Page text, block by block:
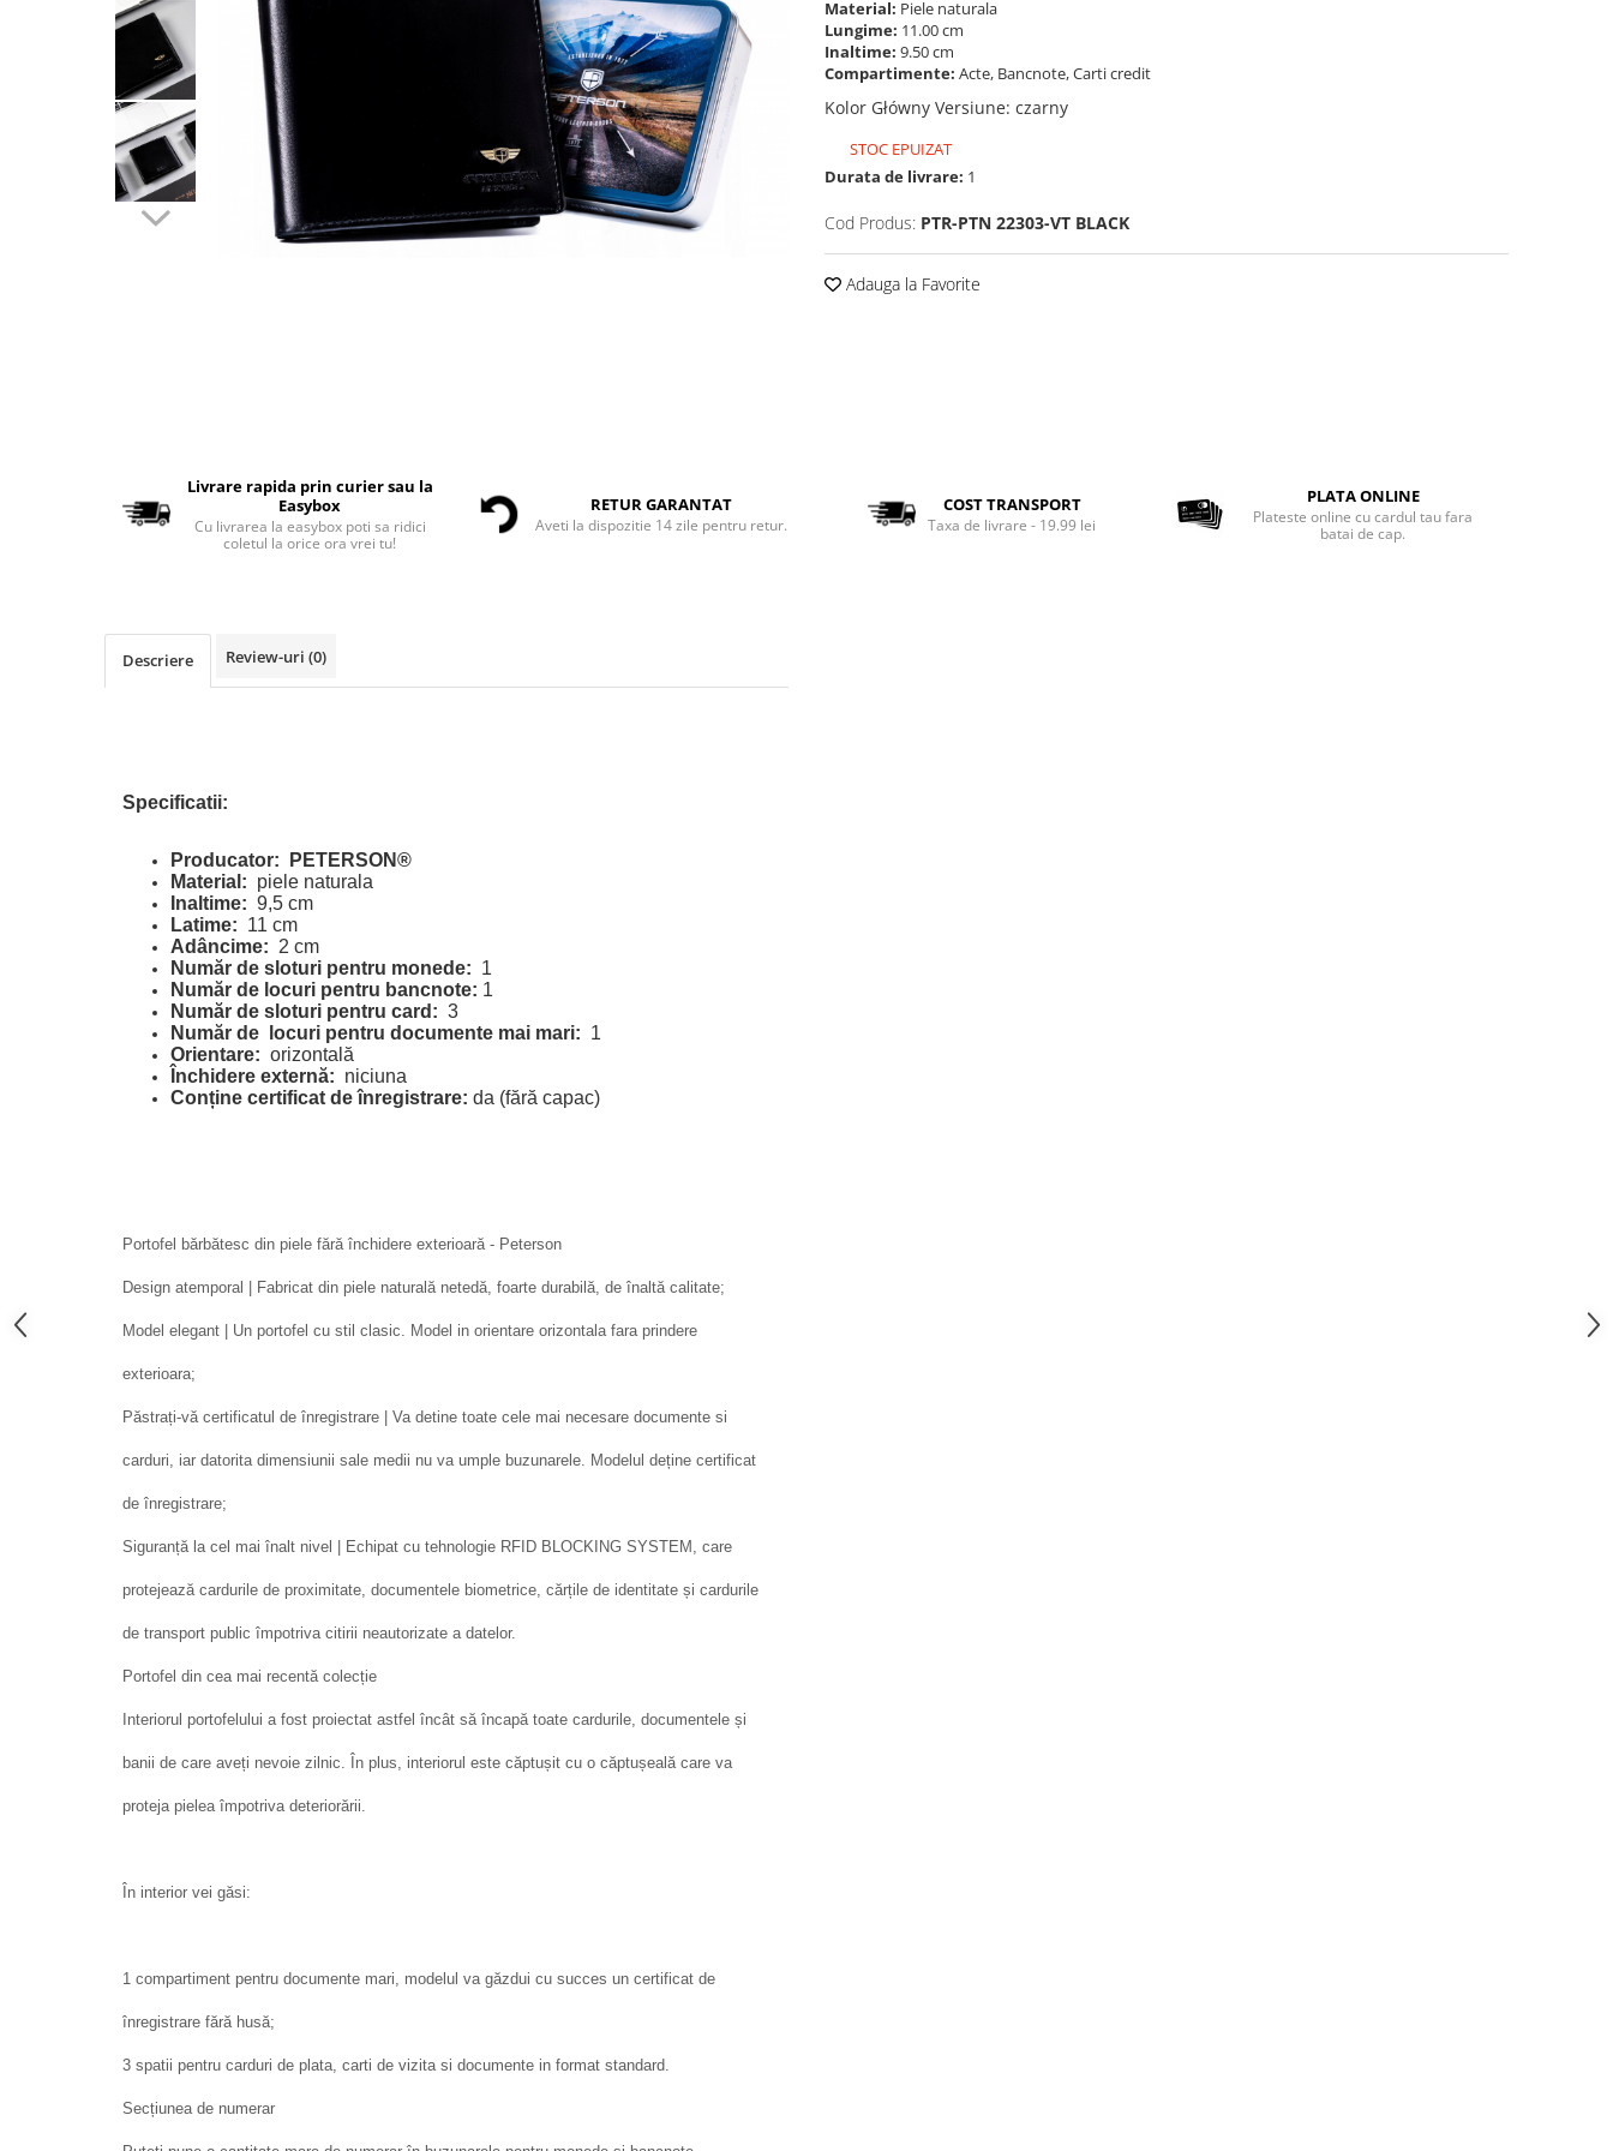
Material: Piele naturala
Lungime: 11.00 cm
Inaltime: 9.50 cm
Compartimente: Acte, Bancnote, Carti credit
Kolor Główny Versiune: czarny
STOC EPUIZAT
Durata de livrare: 1
Cod Produs: PTR-PTN 22303-VT BLACK
Adauga la Favorite
Livrare rapida prin curier sau la
Easybox
Cu livrarea la easybox poti sa ridici
coletul la orice ora vrei tu!
RETUR GARANTAT
Aveti la dispozitie 14 zile pentru retur.
COST TRANSPORT
Taxa de livrare - 19.99 lei
PLATA ONLINE
Plateste online cu cardul tau fara
batai de cap.
Descriere Review-uri (0)
Specificatii:
Producator:
PETERSON®
Material: piele naturala
Inaltime: 9,5 cm
Latime: 11 cm
Adâncime: 2 cm
Număr de sloturi pentru monede: 1
Număr de locuri pentru bancnote: 1
Număr de sloturi pentru card: 3
Număr de
locuri pentru documente mai mari: 1
Orientare: orizontală
Închidere externă: niciuna
Conține certificat de înregistrare: da (fără capac)
Portofel bărbătesc din piele fără închidere exterioară - Peterson
Design atemporal | Fabricat din piele naturală netedă, foarte durabilă, de înaltă calitate;
Model elegant | Un portofel cu stil clasic. Model in orientare orizontala fara prindere
exterioara;
Păstrați-vă certificatul de înregistrare | Va detine toate cele mai necesare documente si
carduri, iar datorita dimensiunii sale medii nu va umple buzunarele. Modelul deține certificat
de înregistrare;
Siguranță la cel mai înalt nivel | Echipat cu tehnologie RFID BLOCKING SYSTEM, care
protejează cardurile de proximitate, documentele biometrice, cărțile de identitate și cardurile
de transport public împotriva citirii neautorizate a datelor.
Portofel din cea mai recentă colecție
Interiorul portofelului a fost proiectat astfel încât să încapă toate cardurile, documentele și
banii de care aveți nevoie zilnic. În plus, interiorul este căptușit cu o căptușeală care va
proteja pielea împotriva deteriorării.
În interior vei găsi:
1 compartiment pentru documente mari, modelul va găzdui cu succes un certificat de
înregistrare fără husă;
3 spatii pentru carduri de plata, carti de vizita si documente in format standard.
Secțiunea de numerar